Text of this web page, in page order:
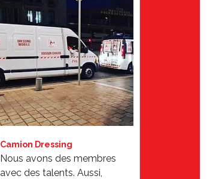
Camion Dressing
Nous avons des membres
avec des talents. Aussi,